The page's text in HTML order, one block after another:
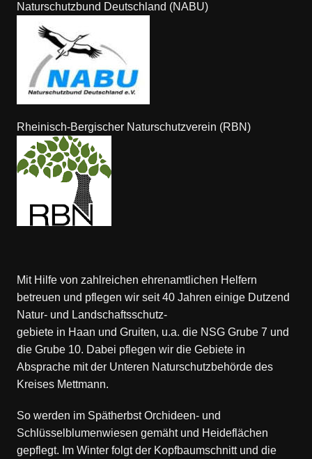
Naturschutzbund Deutschland (NABU)
Rheinisch-Bergischer Naturschutzverein (RBN)
Mit Hilfe von zahlreichen ehrenamtlichen Helfern
betreuen und pflegen wir seit 40 Jahren einige Dutzend
Natur- und Landschaftsschutz-
gebiete in Haan und Gruiten, u.a. die NSG Grube 7 und
die Grube 10. Dabei pflegen wir die Gebiete in
Absprache mit der Unteren Naturschutzbehörde des
Kreises Mettmann.
So werden im Spätherbst Orchideen- und
Schlüsselblumenwiesen gemäht und Heideflächen
gepflegt. Im Winter folgt der Kopfbaumschnitt und die